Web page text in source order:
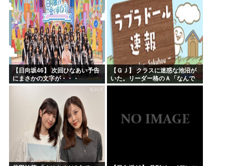
【日向坂46】 次回ひなあい予告
にまさかの文字が・・・
【ＧＪ】 クラスに迷惑な池沼が
いた。リーダー格のＡ「なんで
支援学級に入れないんです